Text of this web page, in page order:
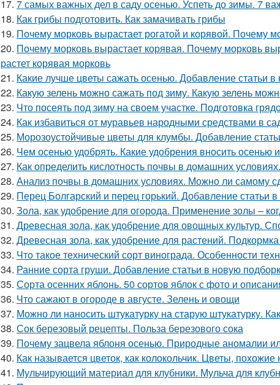
17. 7 самых важных дел в саду осенью. Успеть до зимы. 7
18. Как грибы подготовить. Как замачивать грибы
19. Почему морковь вырастает рогатой и корявой. Почему
20. Почему морковь вырастает корявая. Почему морковь
растет корявая морковь
21. Какие лучше цветы сажать осенью. Добавление статьи
22. Какую зелень можно сажать под зиму. Какую зелень
23. Что посеять под зиму на своем участке. Подготовка
24. Как избавиться от муравьев народными средствами в
25. Морозоустойчивые цветы для клумбы. Добавление
26. Чем осенью удобрять. Какие удобрения вносить осенью
27. Как определить кислотность почвы в домашних
28. Анализ почвы в домашних условиях. Можно ли самому
29. Перец Болгарский и перец горький. Добавление статьи
30. Зола, как удобрение для огорода. Применение золы –
31. Древесная зола, как удобрение для овощных культур.
32. Древесная зола, как удобрение для растений.
33. Что такое технический сорт винограда. Особенности
34. Ранние сорта груши. Добавление статьи в новую
35. Сорта осенних яблонь. 50 сортов яблок с фото и
36. Что сажают в огороде в августе. Зелень и овощи
37. Можно ли наносить штукатурку на старую штукатурку.
38. Сок березовый рецепты. Польза березового сока
39. Почему зацвела яблоня осенью. Природные аномалии
40. Как называется цветок, как колокольчик. Цветы,
41. Мульчирующий материал для клубники. Мульча для